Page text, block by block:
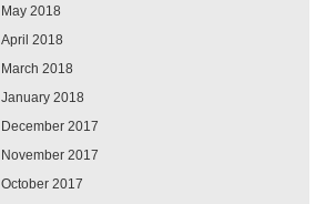
May 2018
April 2018
March 2018
January 2018
December 2017
November 2017
October 2017